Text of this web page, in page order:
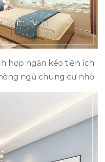
hợp ngăn kéo tiện ích
ngủ chung cư nhỏ